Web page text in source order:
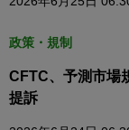
政策・規制
CFTC、予測市場
提訴